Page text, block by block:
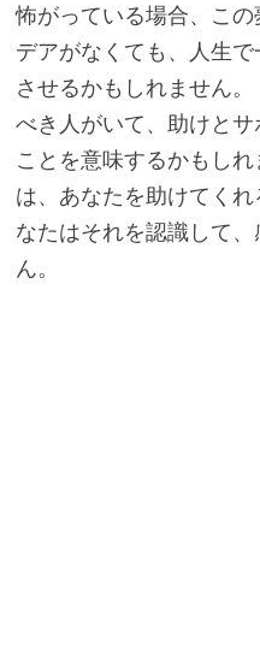
怖がっている場合、こ
デアがなくても、人生
させるかもしれません
べき人がいて、助けと
ことを意味するかもし
は、あなたを助けてく
なたはそれを認識して
ん。